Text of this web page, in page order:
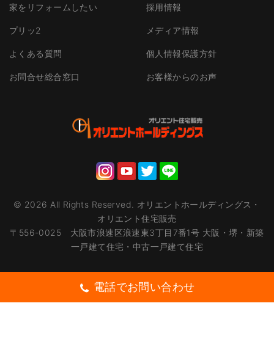
家をリフォームしたい
プリッ2
よくある質問
お問合せ総合窓口
採用情報
メディア情報
個人情報保護方針
お客様からのお声
© 2026 All Rights Reserved.
オリエントホールディングス・
オリエント住宅販売
〒556-0025 大阪市浪速区浪速東3丁目7番1号 大阪・堺・新築
一戸建て住宅・中古一戸建て住宅
電話でお問い合わせ